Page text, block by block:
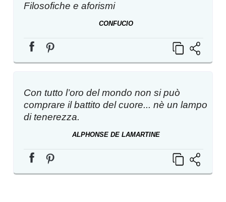
Filosofiche e aforismi
CONFUCIO
Con tutto l’oro del mondo non si può
comprare il battito del cuore... nè un lampo
di tenerezza.
ALPHONSE DE LAMARTINE